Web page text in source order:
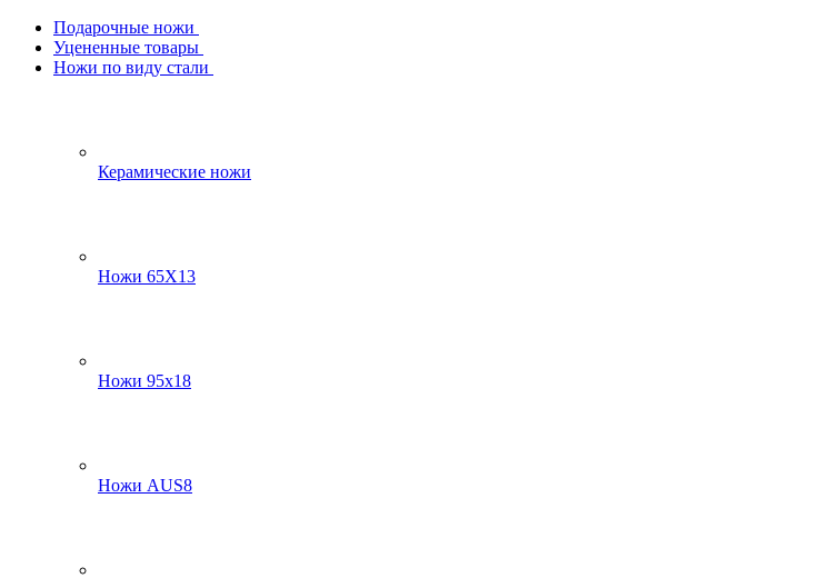
Подарочные ножи
Уцененные товары
Ножи по виду стали
Керамические ножи
Ножи 65Х13
Ножи 95х18
Ножи AUS8